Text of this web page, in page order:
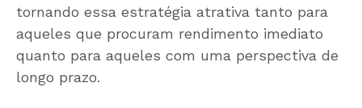
tornando essa estratégia atrativa tanto para
aqueles que procuram rendimento imediato
quanto para aqueles com uma perspectiva de
longo prazo.